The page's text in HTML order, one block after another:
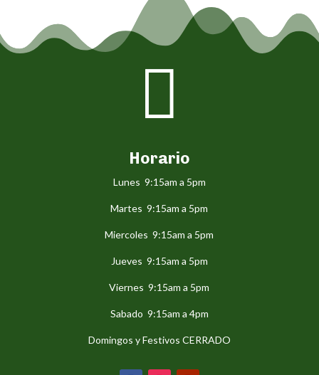

Horario
Lunes 9:15am a 5pm
Martes 9:15am a 5pm
Miercoles 9:15am a 5pm
Jueves 9:15am a 5pm
Viernes 9:15am a 5pm
Sabado 9:15am a 4pm
Domingos y Festivos CERRADO